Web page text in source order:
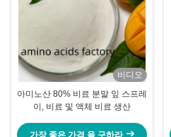
비디오
아미노산 80% 비료 분말 잎 스프레
이, 비료 및 액체 비료 생산